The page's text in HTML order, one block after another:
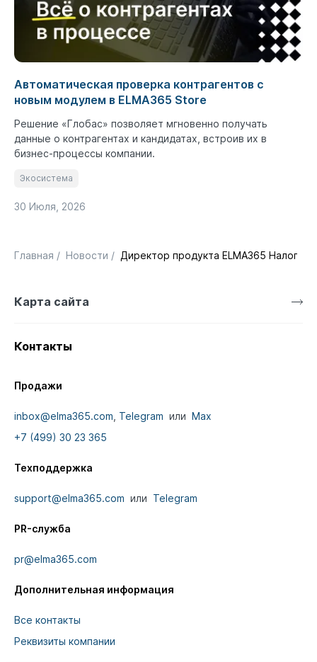
Автоматическая проверка контрагентов с
новым модулем в ELMA365 Store
Решение «Глобас» позволяет мгновенно получать
данные о контрагентах и кандидатах, встроив их в
бизнес-процессы компании.
Экосистема
30 Июля, 2026
Главная / Новости / Директор продукта ELMA365
Карта сайта
Контакты
Продажи
inbox@elma365.com, Telegram или
Max
+7 (499) 30 23 365
Техподдержка
support@elma365.com или Telegram
PR-служба
pr@elma365.com
Дополнительная информация
Все контакты
Реквизиты компании